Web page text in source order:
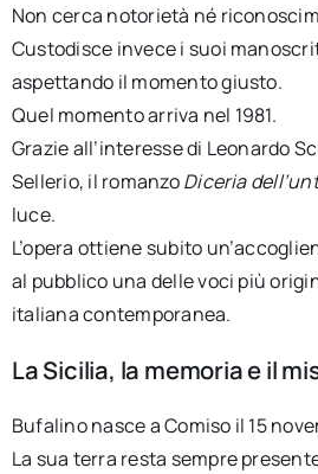
Non cerca notorietà né
Custodisce invece i suoi
aspettando il momento giusto.
Quel momento arriva nel 1981.
Grazie all’interesse di Leonardo
Sellerio, il romanzoDiceria
luce.
L’opera ottiene subito
al pubblico una delle voci più
italiana contemporanea.
La Sicilia, la memoria e il
Bufalino nasce a Comiso il 15
La sua terra resta sempre